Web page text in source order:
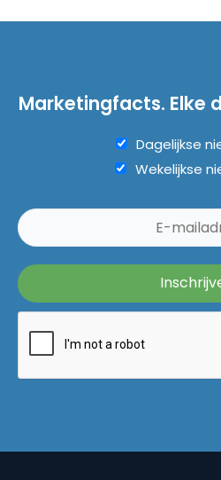
Marketingfacts. Elke
Dagelijkse
Wekelijkse